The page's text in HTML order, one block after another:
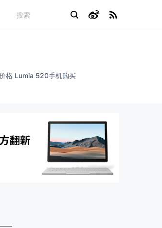
格 Lumia 520手机购买